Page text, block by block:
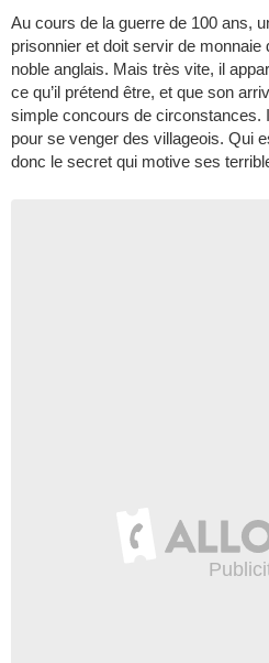
Au cours de la guerre de 100 ans,
prisonnier et doit servir de monnaie
noble anglais. Mais très vite, il
ce qu’il prétend être, et que son
simple concours de circonstances.
pour se venger des villageois. Qui
donc le secret qui motive ses